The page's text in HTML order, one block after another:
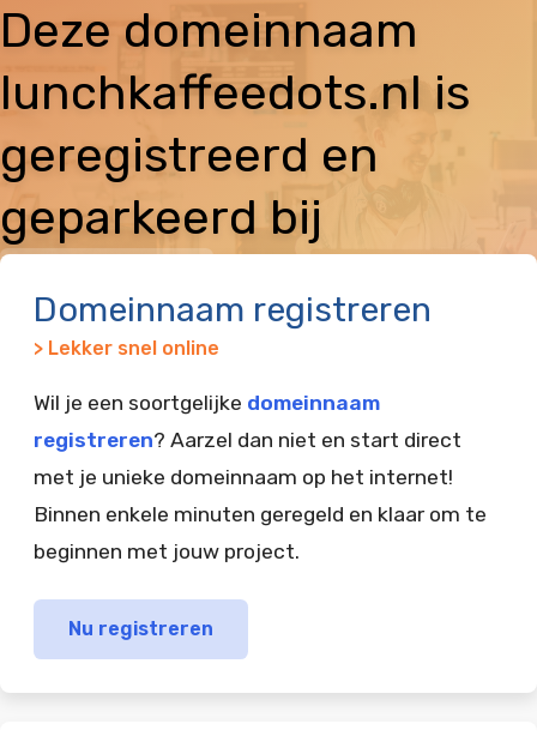
Deze domeinnaam
lunchkaffeedots.nl is
geregistreerd en
geparkeerd bij
Domeinnaam registreren
> Lekker snel online
Wil je een soortgelijke domeinnaam
registreren? Aarzel dan niet en start direct
met je unieke domeinnaam op het internet!
Binnen enkele minuten geregeld en klaar om te
beginnen met jouw project.
Nu registreren